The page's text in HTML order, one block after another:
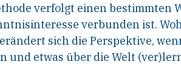
verfolgt einen bestimmten
verbunden ist.
sich die Perspektive,
und etwas über die Welt